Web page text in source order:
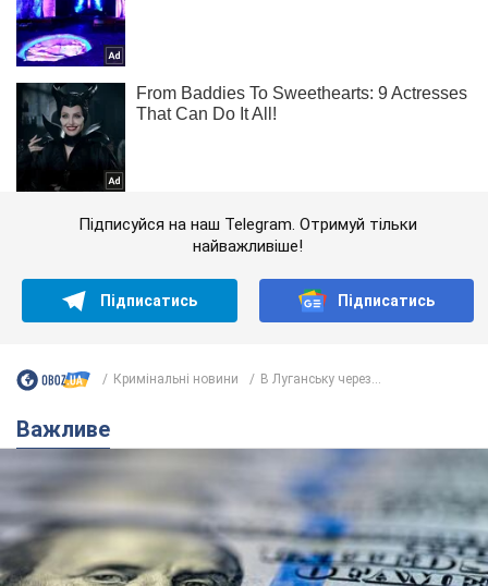
Підписуйся на наш Telegram. Отримуй тільки
найважливіше!
Підписатись Підписатись
Кримінальні новини В Луганську через...
Важливе